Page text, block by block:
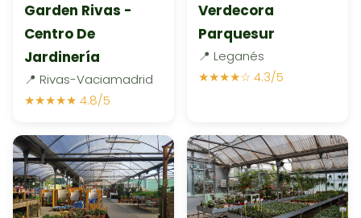
Garden Rivas -
Centro De
Jardinería
📍 Rivas-Vaciamadrid
★★★★★ 4.8/5
Verdecora
Parquesur
📍 Leganés
★★★★☆ 4.3/5